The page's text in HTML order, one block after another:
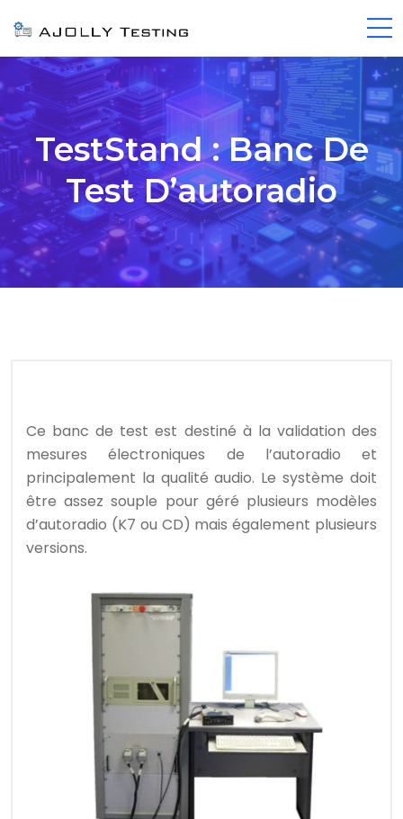
TestStand : Banc De
Test D’autoradio
Ce banc de test est destiné à la validation des
mesures électroniques de l’autoradio et
principalement la qualité audio. Le système doit
être assez souple pour géré plusieurs modèles
d’autoradio (K7 ou CD) mais également plusieurs
versions.